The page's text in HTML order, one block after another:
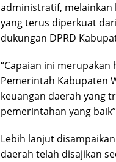
administratif, melainkan
yang terus diperkuat
dukungan DPRD
“Capaian ini
Pemerintah Kabupaten
keuangan daerah yang
pemerintahan yang
Lebih lanjut
daerah telah disajikan